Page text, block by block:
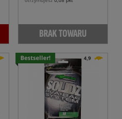
BRAK TOWARU
Bestseller! 4,9